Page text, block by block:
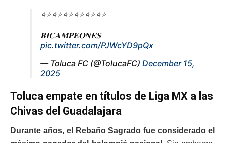
⭐️⭐️⭐️⭐️⭐️⭐️⭐️⭐️⭐️⭐️⭐️⭐️
𝐁𝐈𝐂𝐀𝐌𝐏𝐄𝐎𝐍𝐄𝐒
pic.twitter.com/PJWcYD9pQx
— Toluca FC (@TolucaFC) December 15,
2025
Toluca empate en títulos de Liga MX a las
Chivas del Guadalajara
Durante años, el Rebaño Sagrado fue considerado el